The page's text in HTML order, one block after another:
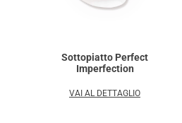
Sottopiatto Perfect
Imperfection
VAI AL DETTAGLIO